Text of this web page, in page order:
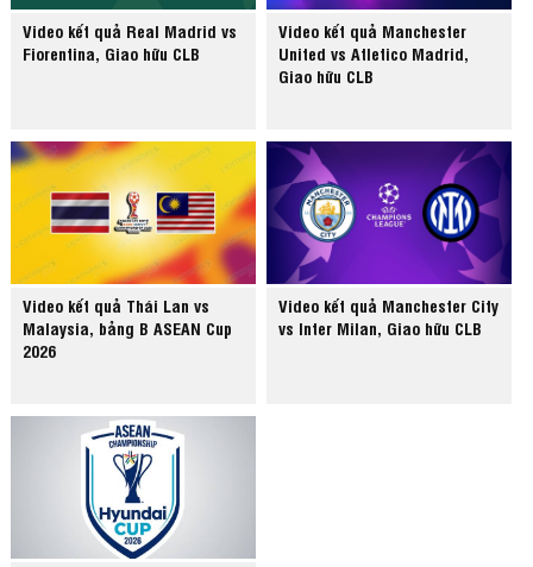
Video kết quả Real Madrid vs
Fiorentina, Giao hữu CLB
Video kết quả Manchester
United vs Atletico Madrid,
Giao hữu CLB
Video kết quả Thái Lan vs
Malaysia, bảng B ASEAN Cup
2026
Video kết quả Manchester City
vs Inter Milan, Giao hữu CLB